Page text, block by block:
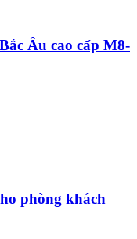
Âu cao cấp M8-
phòng khách